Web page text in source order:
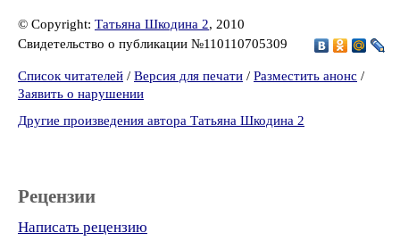
© Copyright: Татьяна Шкодина 2, 2010
Свидетельство о публикации №110110705309
Список читателей / Версия для печати / Разместить анонс /
Заявить о нарушении
Другие произведения автора Татьяна Шкодина 2
Рецензии
Написать рецензию